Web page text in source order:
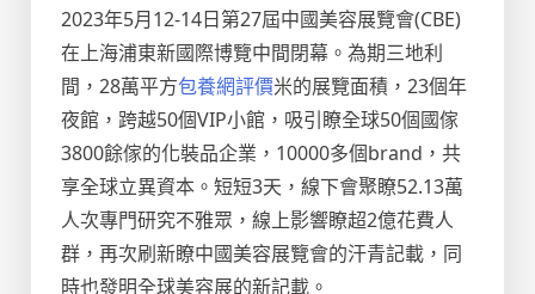
2023年5月12-14日第27屆中國美容展覽會(CBE)
在上海浦東新國際博覽中間閉幕。為期三地利
間，28萬平方包養網評價米的展覽面積，23個年
夜館，跨越50個VIP小館，吸引瞭全球50個國傢
3800餘傢的化裝品企業，10000多個brand，共
享全球立異資本。短短3天，線下會聚瞭52.13萬
人次專門研究不雅眾，線上影響瞭超2億花費人
群，再次刷新瞭中國美容展覽會的汗青記載，同
時也發明全球美容展的新記載。